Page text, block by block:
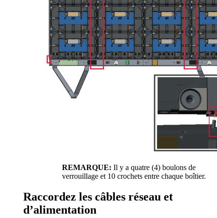
REMARQUE: Il y a quatre (4) boulons de
verrouillage et 10 crochets entre chaque boîtier.
Raccordez les câbles réseau et
d’alimentation